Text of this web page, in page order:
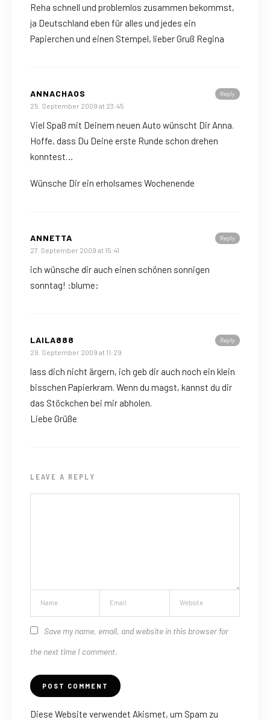
Reha schnell und problemlos zusammen bekommst,
ja Deutschland eben für alles und jedes ein
Papierchen und einen Stempel, lieber Gruß Regina
Reply
ANNACHAOS
25. September 2009 at 23:45
Viel Spaß mit Deinem neuen Auto wünscht Dir Anna.
Hoffe, dass Du Deine erste Runde schon drehen
konntest…
Wünsche Dir ein erholsames Wochenende
Reply
ANNETTA
27. September 2009 at 15:41
ich wünsche dir auch einen schönen sonnigen
sonntag! :blume:
Reply
LAILA888
29. September 2009 at 11:29
lass dich nicht ärgern, ich geb dir auch noch ein klein
bisschen Papierkram. Wenn du magst, kannst du dir
das Stöckchen bei mir abholen.
Liebe Grüße
LEAVE A REPLY
Save my name, email, and website in this browser for
the next time I comment.
Diese Website verwendet Akismet, um Spam zu